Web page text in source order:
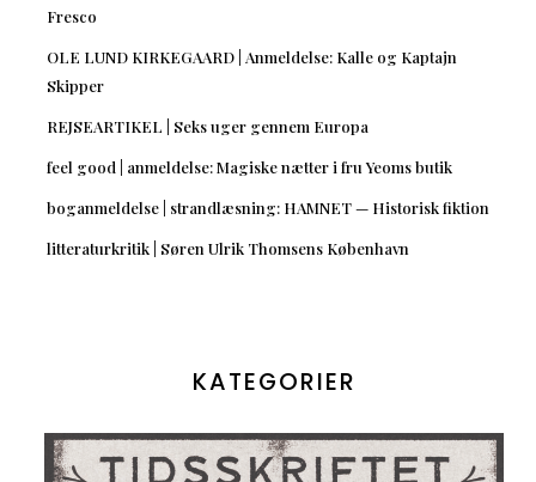
Fresco
OLE LUND KIRKEGAARD | Anmeldelse: Kalle og Kaptajn
Skipper
REJSEARTIKEL | Seks uger gennem Europa
feel good | anmeldelse: Magiske nætter i fru Yeoms butik
boganmeldelse | strandlæsning: HAMNET — Historisk fiktion
litteraturkritik | Søren Ulrik Thomsens København
KATEGORIER